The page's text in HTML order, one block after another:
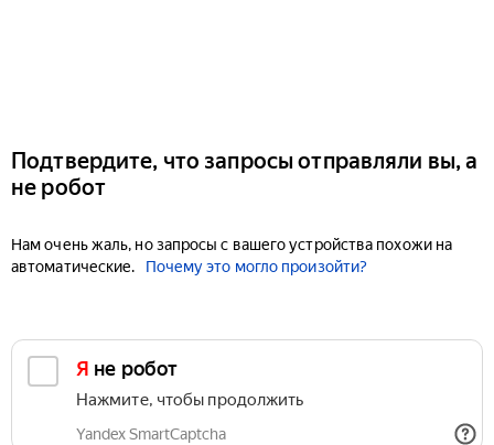
Подтвердите, что запросы отправляли вы, а
не робот
Нам очень жаль, но запросы с вашего устройства похожи на
автоматические.
Почему это могло произойти?
Я не робот
Нажмите, чтобы продолжить
Yandex SmartCaptcha